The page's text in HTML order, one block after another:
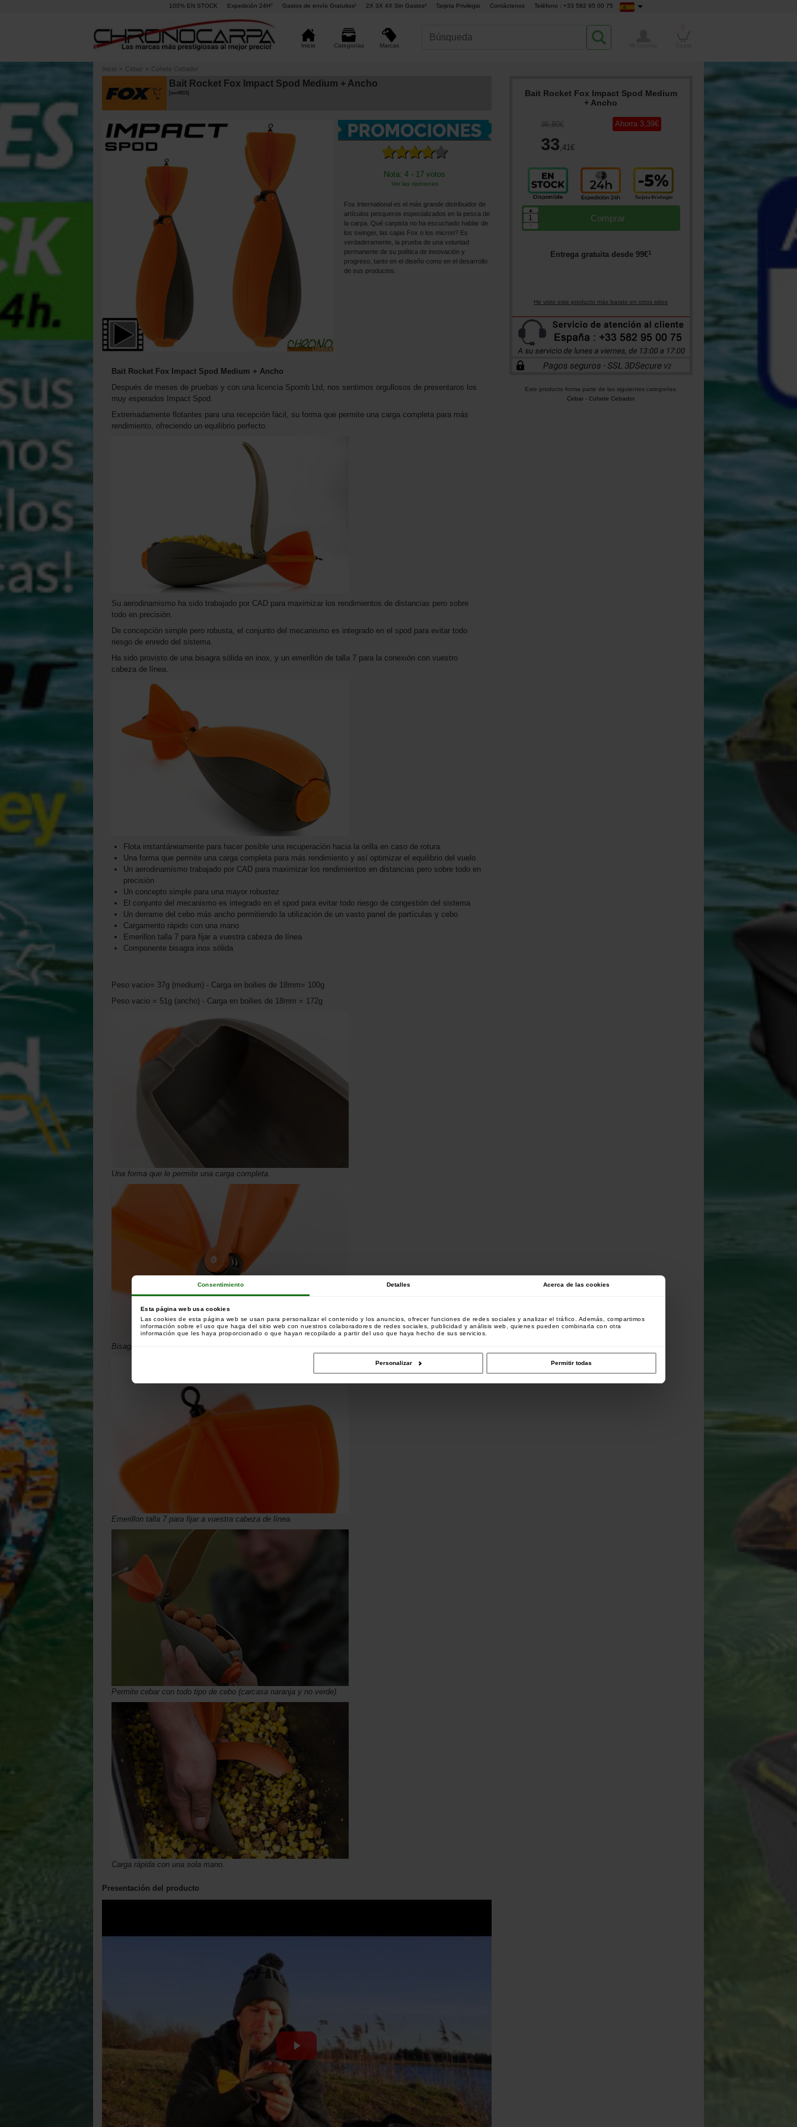
Consentimiento Detalles Acerca de las cookies
Esta página web usa cookies
Las cookies de esta página web se usan para personalizar el contenido y los anuncios, ofrecer funciones de redes sociales y analizar el tráfico. Además, compartimos
información sobre el uso que haga del sitio web con nuestros colaboradores de redes sociales, publicidad y análisis web, quienes pueden combinarla con otra
información que les haya proporcionado o que hayan recopilado a partir del uso que haya hecho de sus servicios.
Personalizar Permitir todas
100% EN STOCK Expedición 24H° Gastos de envío Gratuitos¹ 2X 3X 4X Sin Gastos² Tarjeta Privilegio Contáctenos Teléfono : +33 582 95 00 75
Inicio Categorías Marcas
Inicio » Cebar » Cohete Cebador
Bait Rocket Fox Impact Spod Medium + Ancho
esc9813]
Nota: 4 - 17 votos
Ver las opiniones
Fox International es el más grande distribuidor de
artículos pesqueros especializados en la pesca de
la carpa. Qué carpista no ha escuchado hablar de
los swinger, las cajas Fox o los micron? Es
verdaderamente, la prueba de una voluntad
permanente de su política de innovación y
progreso, tanto en el diseño como en el desarrollo
de sus productos.
Bait Rocket Fox Impact Spod Medium
+ Ancho
36,80€
33,41€
Ahorra 3,39€
Comprar
▲
Entrega gratuita desde 99€1
He visto este producto más barato en otros sitios
Este producto forma parte de las siguientes categorías:
Cebar -Cohete Cebador
Bait Rocket Fox Impact Spod Medium + Ancho
Después de meses de pruebas y con una licencia Spomb Ltd, nos sentimos orgullosos de presentaros los
muy esperados Impact Spod.
Extremadamente flotantes para una recepción fácil, su forma que permite una carga completa para más
rendimiento, ofreciendo un equilibrio perfecto.
Su aerodinamismo ha sido trabajado por CAD para maximizar los rendimientos de distancias pero sobre
todo en precisión.
De concepción simple pero robusta, el conjunto del mecanismo es integrado en el spod para evitar todo
riesgo de enredo del sistema.
Ha sido provisto de una bisagra sólida en inox, y un emerillón de talla 7 para la conexión con vuestro
cabeza de línea.
Flota instantáneamente para hacer posible una recuperación hacia la orilla en caso de rotura
Una forma que permite una carga completa para más rendimiento y así optimizar el equilibrio del vuelo
Un aerodinamismo trabajado por CAD para maximizar los rendimientos en distancias pero sobre todo en
precisión
Un concepto simple para una mayor robustez
El conjunto del mecanismo es integrado en el spod para evitar todo riesgo de congestión del sistema
Un derrame del cebo más ancho permitiendo la utilización de un vasto panel de partículas y cebo
Cargamento rápido con una mano
Emerillon talla 7 para fijar a vuestra cabeza de línea
Componente bisagra inox sólida
Peso vacio= 37g (medium) - Carga en boilies de 18mm= 100g
Peso vacio = 51g (ancho) - Carga en boilies de 18mm = 172g
Una forma que le permite una carga completa.
Bisagra trasera robusta en inox.
Emerillon talla 7 para fijar a vuestra cabeza de línea.
Permite cebar con todo tipo de cebo (carcasa naranja y no verde).
Carga rápida con una sola mano.
Presentación del producto